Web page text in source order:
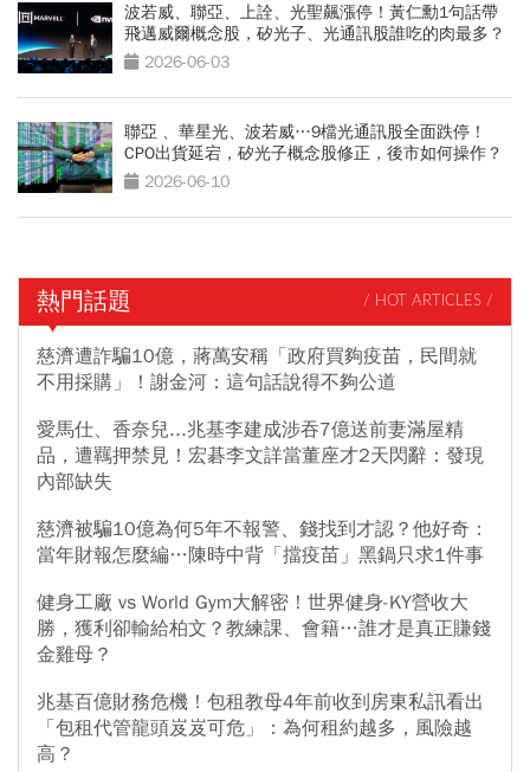
波若威、聯亞、上詮、光聖飆漲停！黃仁勳1句話帶
飛邁威爾概念股，矽光子、光通訊股誰吃的肉最多？
2026-06-03
聯亞 、華星光、波若威…9檔光通訊股全面跌停！
CPO出貨延宕，矽光子概念股修正，後市如何操作？
2026-06-10
熱門話題 / HOT ARTICLES /
慈濟遭詐騙10億，蔣萬安稱「政府買夠疫苗，民間就
不用採購」！謝金河：這句話說得不夠公道
愛馬仕、香奈兒...兆基李建成涉吞7億送前妻滿屋精
品，遭羈押禁見！宏碁李文詳當董座才2天閃辭：發現
內部缺失
慈濟被騙10億為何5年不報警、錢找到才認？他好奇：
當年財報怎麼編…陳時中背「擋疫苗」黑鍋只求1件事
健身工廠 vs World Gym大解密！世界健身-KY營收大
勝，獲利卻輸給柏文？教練課、會籍…誰才是真正賺錢
金雞母？
兆基百億財務危機！包租教母4年前收到房東私訊看出
「包租代管龍頭岌岌可危」：為何租約越多，風險越
高？